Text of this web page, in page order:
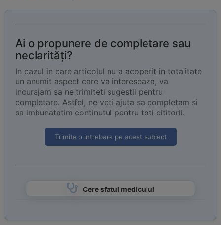
Ai o propunere de completare sau
neclarități?
In cazul in care articolul nu a acoperit in totalitate
un anumit aspect care va intereseaza, va
incurajam sa ne trimiteti sugestii pentru
completare. Astfel, ne veti ajuta sa completam si
sa imbunatatim continutul pentru toti cititorii.
Trimite o intrebare pe acest subiect
Cere sfatul medicului